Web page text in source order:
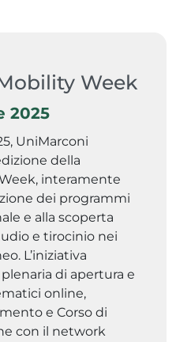
Week
2025
UniMarconi
della
interamente
dei programmi
e alla scoperta
e tirocinio nei
L’iniziativa
di apertura e
online,
e Corso di
con il network